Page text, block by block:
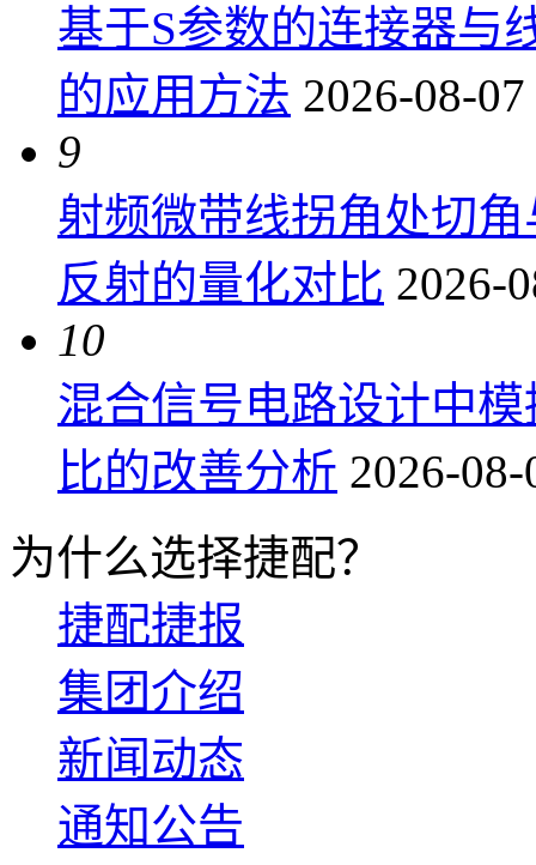
基于S参数的连接器与
的应用方法 2026-08-
9
射频微带线拐角处切
反射的量化对比 2026-
10
混合信号电路设计中
比的改善分析 2026-
为什么选择捷配？
捷配捷报
集团介绍
新闻动态
通知公告